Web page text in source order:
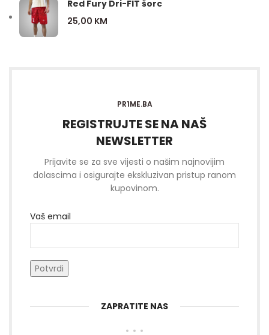
Red Fury Dri-FIT šorc
25,00 KM
PR1ME.BA
REGISTRUJTE SE NA NAŠ
NEWSLETTER
Prijavite se za sve vijesti o našim najnovijim
dolascima i osigurajte ekskluzivan pristup ranom
kupovinom.
Vaš email
ZAPRATITE NAS